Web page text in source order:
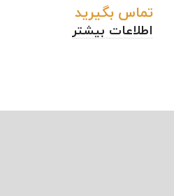
تماس بگیرید
اطلاعات بیشتر